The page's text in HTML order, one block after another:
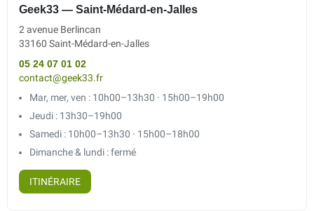
Geek33 — Saint-Médard-en-Jalles
2 avenue Berlincan
33160 Saint-Médard-en-Jalles
05 24 07 01 02
contact@geek33.fr
Mar, mer, ven : 10h00–13h30 · 15h00–19h00
Jeudi : 13h30–19h00
Samedi : 10h00–13h30 · 15h00–18h00
Dimanche & lundi : fermé
ITINÉRAIRE